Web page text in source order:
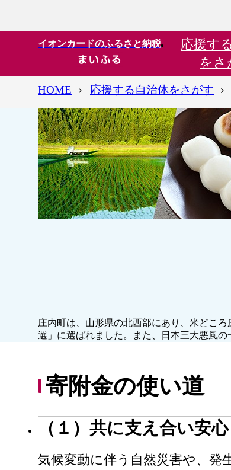
イオンカードのふるさと納税 応援する
をさ
HOME 応援する自治体をさがす
庄内町は、山形県の北西部にあり、米どこ
選」に選ばれました。また、日本三大悪風
寄附金の使い道
（１）共に支え合い安
気候変動に伴う自然災害や、発